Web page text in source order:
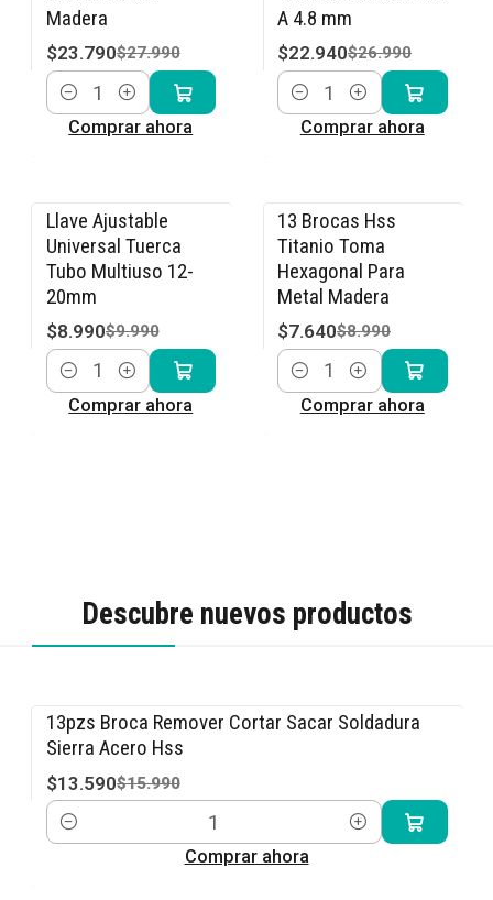
Madera
$23.790$27.990
Cantidad
Comprar ahora
A 4.8 mm
$22.940$26.990
Cantidad
Comprar ahora
-10% OFF
Llave Ajustable
Universal Tuerca
Tubo Multiuso 12-
20mm
$8.990$9.990
Cantidad
Comprar ahora
-15% OFF
13 Brocas Hss
Titanio Toma
Hexagonal Para
Metal Madera
$7.640$8.990
Cantidad
Comprar ahora
Descubre nuevos productos
-15% OFF
13pzs Broca Remover Cortar Sacar Soldadura
Sierra Acero Hss
$13.590$15.990
Cantidad
Comprar ahora